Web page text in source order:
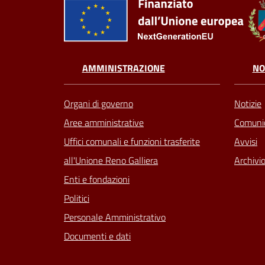
AMMINISTRAZIONE
Organi di governo
Aree amministrative
Uffici comunali e funzioni trasferite
all'Unione Reno Galliera
Enti e fondazioni
Politici
Personale Amministrativo
Documenti e dati
Notizie
Avvisi